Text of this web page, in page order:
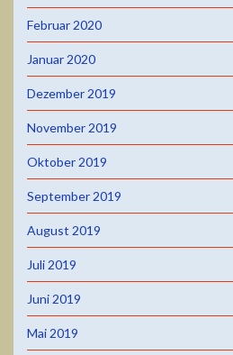
Februar 2020
Januar 2020
Dezember 2019
November 2019
Oktober 2019
September 2019
August 2019
Juli 2019
Juni 2019
Mai 2019